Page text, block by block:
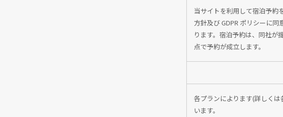
当サイトを利用して宿泊予約
方針及び GDPR ポリシーに
ります。宿泊予約は、同社が
点で予約が成立します。
各プランによります(詳しく
います。